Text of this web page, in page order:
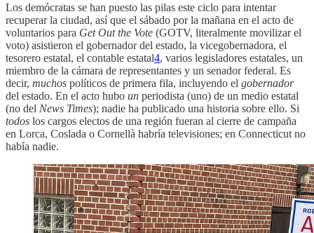
Los demócratas se han puesto las pilas este ciclo para intentar
recuperar la ciudad, así que el sábado por la mañana en el acto de
voluntarios para Get Out the Vote (GOTV, literalmente movilizar el
voto) asistieron el gobernador del estado, la vicegobernadora, el
tesorero estatal, el contable estatal4, varios legisladores estatales, un
miembro de la cámara de representantes y un senador federal. Es
decir, muchos políticos de primera fila, incluyendo el gobernador
del estado. En el acto hubo un periodista (uno) de un medio estatal
(no del News Times); nadie ha publicado una historia sobre ello. Si
todos los cargos electos de una región fueran al cierre de campaña
en Lorca, Coslada o Cornellà habría televisiones; en Connecticut no
había nadie.